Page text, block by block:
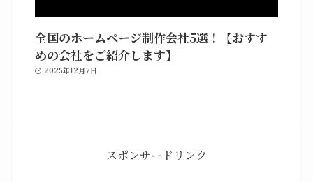
全国のホームページ制作会社5選！【おすす
めの会社をご紹介します】
2025年12月7日
スポンサードリンク